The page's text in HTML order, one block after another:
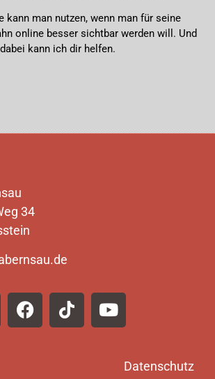
kann man nutzen, wenn man für seine
online besser sichtbar werden will. Und
dabei kann ich dir helfen.
34
Datenschutz